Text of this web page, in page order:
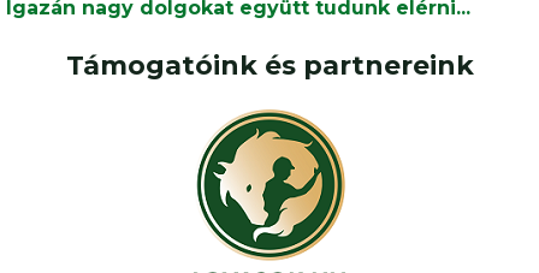
Igazán nagy dolgokat együtt tudunk elérni...
Támogatóink és partnereink